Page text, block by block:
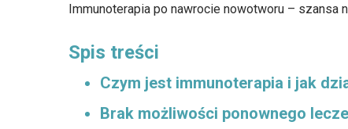
Immunoterapia po nawrocie nowotworu – szansa
Spis treści
Czym jest immunoterapia i jak
Brak możliwości ponownego